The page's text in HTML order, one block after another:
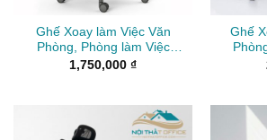
Ghế Xoay làm Việc Văn
Phòng, Phòng làm Việc
GLV-18
1,750,000 ₫
Ghế